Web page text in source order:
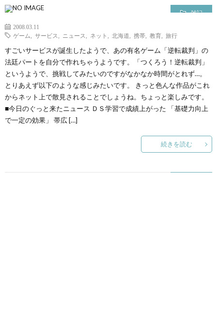
に
て
雑記
2008.03.11
ゲーム
サービス ニュース ネット 北海道 携帯 教育 旅行
すごいサービスが誕生したようで、あの有名ゲーム「逆転裁判」の
法廷パートを自分で作れちゃうようです。「つくろう！逆転裁判」
というようで、挑戦してみたいのですがなかなか時間がとれず…。
とりあえず以下のような感じみたいです。 きっと色んな作品がこれ
からネット上で散見されることでしょうね。ちょっと楽しみです。
■今日のぐっと来たニュース ＤＳ学習で成績上がった 「基礎力向上
で一定の効果」 帯広 […]
続きを読む